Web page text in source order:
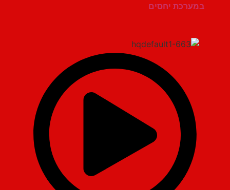
במערכת יחסים